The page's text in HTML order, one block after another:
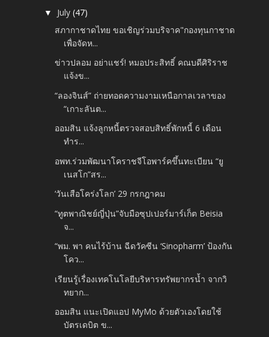
▼ July(47)
สภากาชาดไทย ขอเชิญร่วมบริจาค"กองทุนกาชาด
เพื่อจัดห...
ข่าวปลอม อย่าแชร์! หมอประสิทธิ์ คณบดีศิริราช
แจ้งข...
“ลองจินส์” ถ่ายทอดความงามเหนือกาลเวลาของ
“เกาะลันต...
ออมสิน แจ้งลูกหนี้ตรวจสอบสิทธิ์พักหนี้ 6 เดือน
ทำร...
อพท.ร่วมพัฒนาโคราชจีโอพาร์คขึ้นทะเบียน “ยู
เนสโก”สร...
‘วันเสือโคร่งโลก’ 29 กรกฎาคม
“ทูตพาณิชย์ญี่ปุ่น”จับมือซุปเปอร์มาร์เก็ต Beisia
จ...
“พม. พา คนไร้บ้าน ฉีดวัคซีน ‘Sinopharm’ ป้องกัน
โคว...
เรียนรู้เรื่องเทคโนโลยีบริหารทรัพยากรน้ำ จากวิ
ทยาก...
ออมสิน แนะเปิดแอป MyMo ด้วยตัวเองโดยใช้
บัตรเดบิต ข...